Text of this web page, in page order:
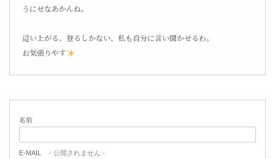
うにせなあかんね。
這い上がる、登るしかない、私も自分に言い聞かせるわ。
お気張りやす
名前
E-MAIL - 公開されません -